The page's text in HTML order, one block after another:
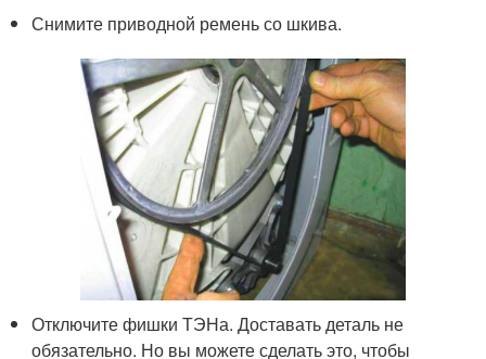
Снимите приводной ремень со шкива.
Отключите фишки ТЭНа. Доставать деталь не
обязательно. Но вы можете сделать это, чтобы